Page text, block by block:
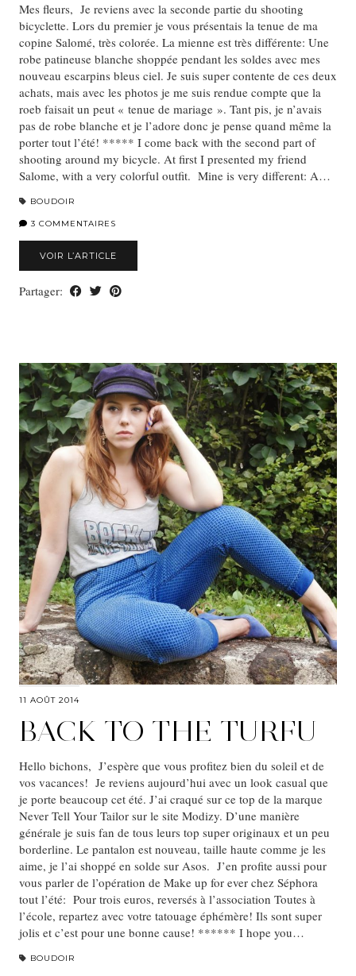
Mes fleurs, Je reviens avec la seconde partie du shooting
bicyclette. Lors du premier je vous présentais la tenue de ma
copine Salomé, très colorée. La mienne est très différente: Une
robe patineuse blanche shoppée pendant les soldes avec mes
nouveau escarpins bleus ciel. Je suis super contente de ces deux
achats, mais avec les photos je me suis rendue compte que la
roeb faisait un peut « tenue de mariage ». Tant pis, je n’avais
pas de robe blanche et je l’adore donc je pense quand même la
porter tout l’été! ***** I come back with the second part of
shooting around my bicycle. At first I presented my friend
Salome, with a very colorful outfit. Mine is very different: A…
BOUDOIR
3 COMMENTAIRES
VOIR L’ARTICLE
Partager:
11 AOÛT 2014
BACK TO THE TURFU
Hello bichons, J’espère que vous profitez bien du soleil et de
vos vacances! Je reviens aujourd’hui avec un look casual que
je porte beaucoup cet été. J’ai craqué sur ce top de la marque
Never Tell Your Tailor sur le site Modizy. D’une manière
générale je suis fan de tous leurs top super originaux et un peu
borderline. Le pantalon est nouveau, taille haute comme je les
aime, je l’ai shoppé en solde sur Asos. J’en profite aussi pour
vous parler de l’opération de Make up for ever chez Séphora
tout l’été: Pour trois euros, reversés à l’association Toutes à
l’école, repartez avec votre tatouage éphémère! Ils sont super
jolis et c’est pour une bonne cause! ****** I hope you…
BOUDOIR